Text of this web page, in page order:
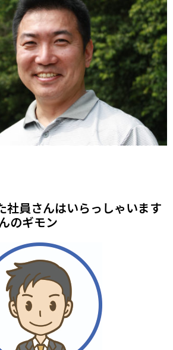
社員さんはいらっしゃいます
のギモン